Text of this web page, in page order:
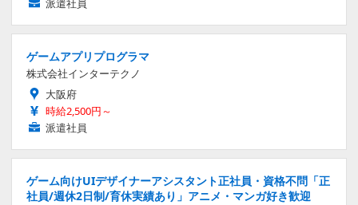
派遣社員
ゲームアプリプログラマ
株式会社インターテクノ
大阪府
時給2,500円～
派遣社員
ゲーム向けUIデザイナーアシスタント正社員・資格不問「正
社員/週休2日制/育休実績あり」アニメ・マンガ好き歓迎